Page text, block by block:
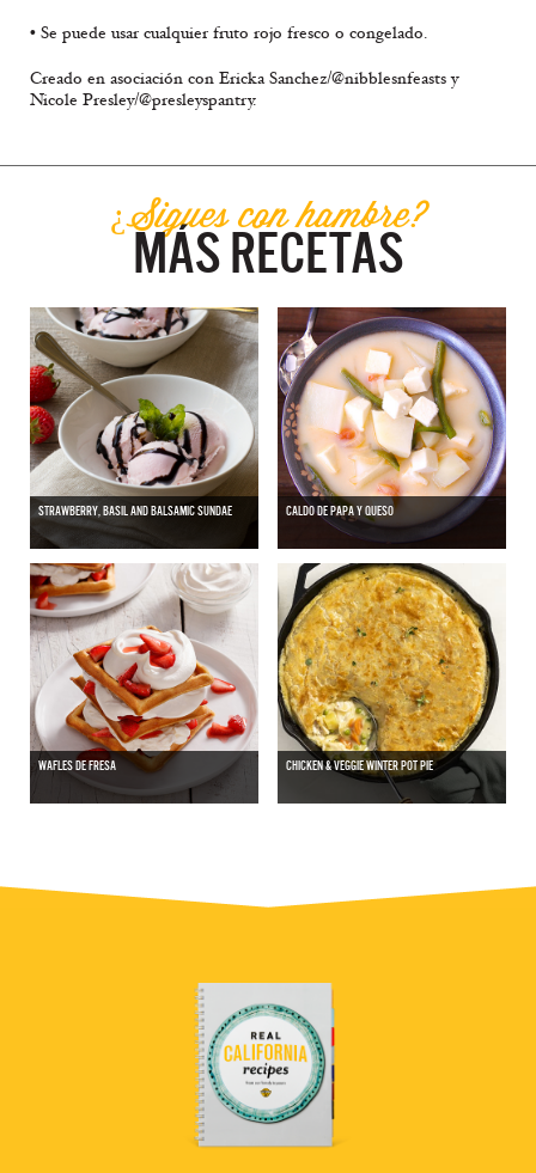
• Se puede usar cualquier fruto rojo fresco o congelado.
Creado en asociación con Ericka Sanchez/@nibblesnfeasts y
Nicole Presley/@presleyspantry.
¿Sigues con hambre?
MÁS RECETAS
STRAWBERRY, BASIL AND BALSAMIC SUNDAE CALDO DE PAPA Y QUESO
WAFLES DE FRESA CHICKEN & VEGGIE WINTER POT PIE